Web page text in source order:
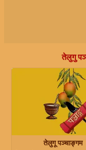
तेलुगु
तेलुगू पञ्चाङ्गम